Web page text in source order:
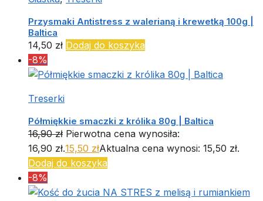
Przysmaki Antistress z walerianą i krewetką 100g |
Baltica
14,50 zł Dodaj do koszyka
-8%
Treserki
Półmiękkie smaczki z królika 80g | Baltica
16,90zł Pierwotna cena wynosiła:
16,90 zł.15,50 złAktualna cena wynosi: 15,50 zł.
Dodaj do koszyka
-8%